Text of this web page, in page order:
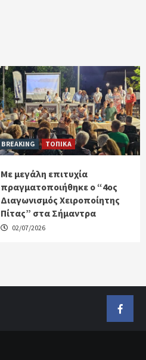
BREAKING ΤΟΠΙΚΑ
Με μεγάλη επιτυχία
πραγματοποιήθηκε ο “4ος
Διαγωνισμός Χειροποίητης
Πίτας” στα Σήμαντρα
02/07/2026